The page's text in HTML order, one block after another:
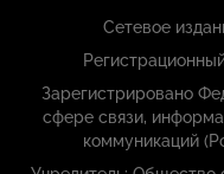
Сетевое
Зарегистрировано
сфере связи,
коммуникаций